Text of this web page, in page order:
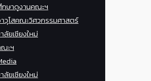
กษาดูงานคณะฯ
วุโสคณะวิศวกรรมศาสตร์
ลัยเชียงใหม่
ะฯ
ลัยเชียงใหม่